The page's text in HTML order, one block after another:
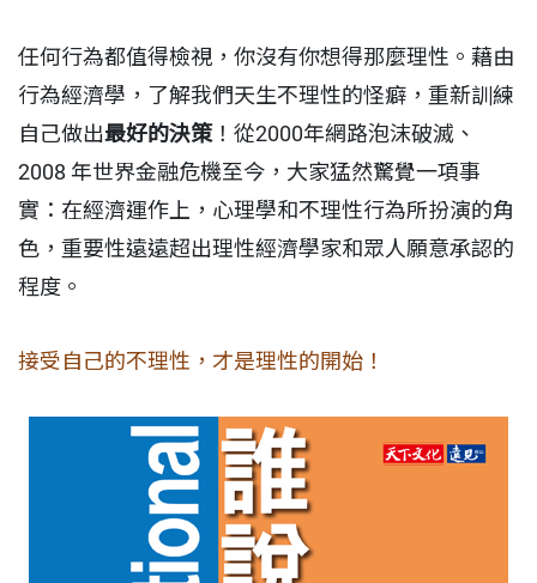
任何行為都值得檢視，你沒有你想得那麼理性。藉由
行為經濟學，了解我們天生不理性的怪癖，重新訓練
自己做出最好的決策！從2000年網路泡沫破滅、
2008 年世界金融危機至今，大家猛然驚覺一項事
實：在經濟運作上，心理學和不理性行為所扮演的角
色，重要性遠遠超出理性經濟學家和眾人願意承認的
程度。
接受自己的不理性，才是理性的開始！